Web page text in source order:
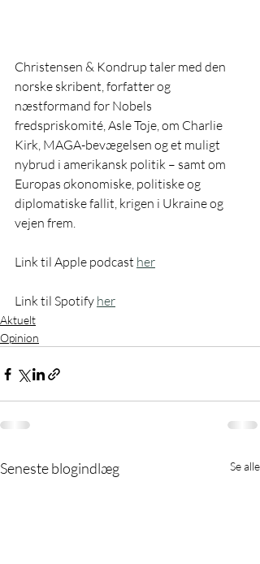
Christensen & Kondrup taler med den
norske skribent, forfatter og
næstformand for Nobels
fredspriskomité, Asle Toje, om Charlie
Kirk, MAGA-bevægelsen og et muligt
nybrud i amerikansk politik – samt om
Europas økonomiske, politiske og
diplomatiske fallit, krigen i Ukraine og
vejen frem.
Link til Apple podcast her
Link til Spotify her
Aktuelt
Opinion
Seneste blogindlæg Se alle